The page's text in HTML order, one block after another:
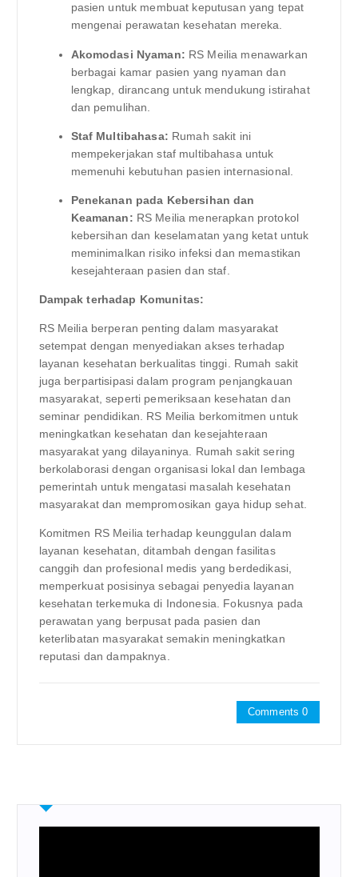
pasien untuk membuat keputusan yang tepat
mengenai perawatan kesehatan mereka.
Akomodasi Nyaman: RS Meilia menawarkan
berbagai kamar pasien yang nyaman dan
lengkap, dirancang untuk mendukung istirahat
dan pemulihan.
Staf Multibahasa: Rumah sakit ini
mempekerjakan staf multibahasa untuk
memenuhi kebutuhan pasien internasional.
Penekanan pada Kebersihan dan
Keamanan: RS Meilia menerapkan protokol
kebersihan dan keselamatan yang ketat untuk
meminimalkan risiko infeksi dan memastikan
kesejahteraan pasien dan staf.
Dampak terhadap Komunitas:
RS Meilia berperan penting dalam masyarakat
setempat dengan menyediakan akses terhadap
layanan kesehatan berkualitas tinggi. Rumah sakit
juga berpartisipasi dalam program penjangkauan
masyarakat, seperti pemeriksaan kesehatan dan
seminar pendidikan. RS Meilia berkomitmen untuk
meningkatkan kesehatan dan kesejahteraan
masyarakat yang dilayaninya. Rumah sakit sering
berkolaborasi dengan organisasi lokal dan lembaga
pemerintah untuk mengatasi masalah kesehatan
masyarakat dan mempromosikan gaya hidup sehat.
Komitmen RS Meilia terhadap keunggulan dalam
layanan kesehatan, ditambah dengan fasilitas
canggih dan profesional medis yang berdedikasi,
memperkuat posisinya sebagai penyedia layanan
kesehatan terkemuka di Indonesia. Fokusnya pada
perawatan yang berpusat pada pasien dan
keterlibatan masyarakat semakin meningkatkan
reputasi dan dampaknya.
Comments 0